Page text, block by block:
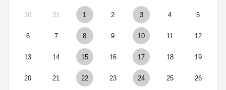
30 31 1 2 3 4 5
6 7 8 9 10 11 12
13 14 15 16 17 18 19
20 21 22 23 24 25 26